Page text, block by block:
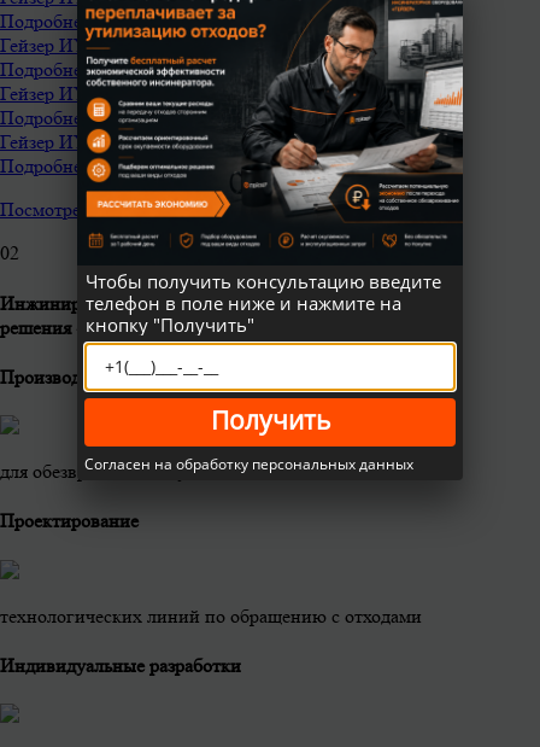
Подробнее
Гейзер ИУ-500-М
Подробнее
Гейзер ИУ-300-М
Подробнее
Гейзер ИУ-100-М
Подробнее
Посмотреть все
02
Инжиниринг и комплексные
решения «под ключ»
Производственные участки
для обезвреживания /утилизации отходов
Проектирование
технологических линий по обращению с отходами
Индивидуальные разработки
Чтобы получить консультацию введите
телефон в поле ниже и нажмите на
кнопку "Получить"
Получить
Согласен на обработку персональных данных